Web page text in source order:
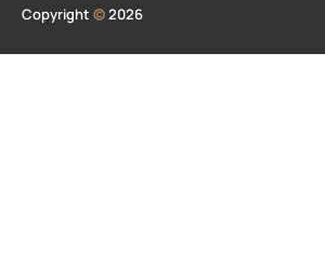
Copyright ©2026